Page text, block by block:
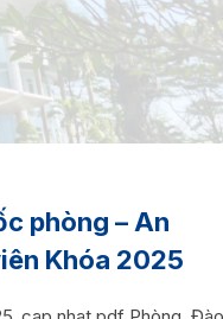
phòng – An
Khóa 2025